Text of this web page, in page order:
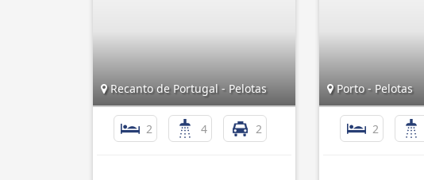
Recanto de Portugal - Pelotas
2 4 2
Porto - Pelotas
2